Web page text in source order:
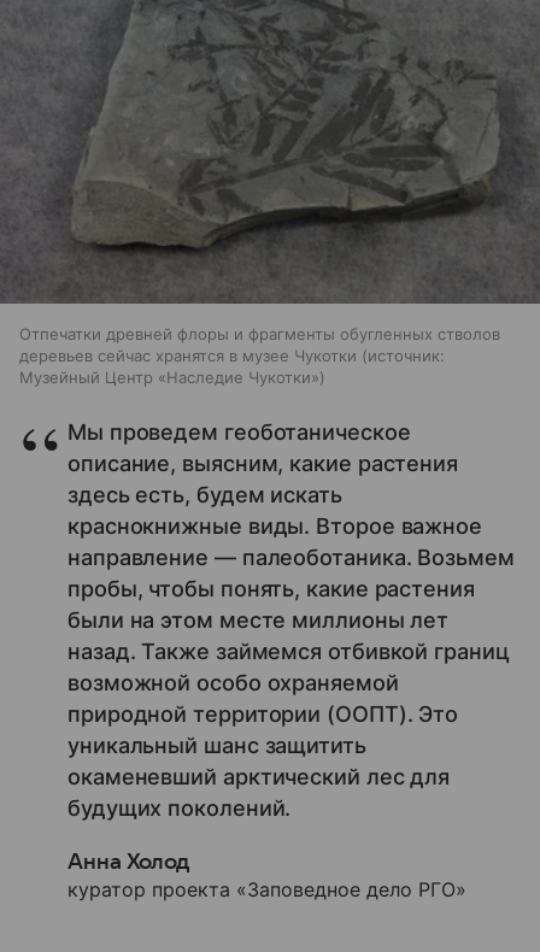
Отпечатки древней флоры и фрагменты обугленных стволов
деревьев сейчас хранятся в музее Чукотки
источник:
Музейный Центр «Наследие Чукотки»
Мы проведем геоботаническое
описание, выясним, какие растения
здесь есть, будем искать
краснокнижные виды. Второе важное
направление — палеоботаника. Возьмем
пробы, чтобы понять, какие растения
были на этом месте миллионы лет
назад. Также займемся отбивкой границ
возможной особо охраняемой
природной территории (ООПТ). Это
уникальный шанс защитить
окаменевший арктический лес для
будущих поколений.
Анна Холод
куратор проекта «Заповедное дело РГО»